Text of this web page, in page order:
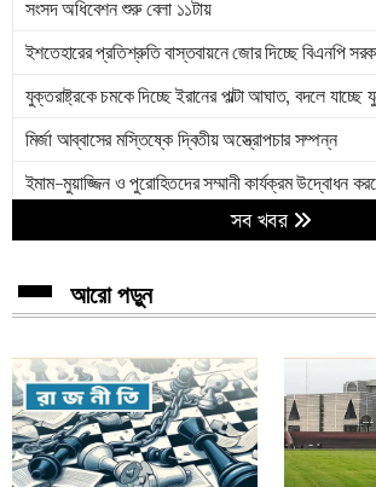
সংসদ অধিবেশন শুরু বেলা ১১টায়
ইশতেহারের প্রতিশ্রুতি বাস্তবায়নে জোর দিচ্ছে বিএনপি
যুক্তরাষ্ট্রকে চমকে দিচ্ছে ইরানের পাল্টা আঘাত, বদলে যাচ্ছে
মির্জা আব্বাসের মস্তিষ্কে দ্বিতীয় অস্ত্রোপচার সম্পন্ন
ইমাম-মুয়াজ্জিন ও পুরোহিতদের সম্মানী কার্যক্রম উদ্বোধন
পাকিস্তানকে হেসেখেলে হারাল বাংলাদেশ
শুধু জুলাই জাতীয় সনদ নয়, নির্বাচনী ইশতেহার বাস্তবায়নে
ত্রয়োদশ সংসদের প্রথম অধিবেশনে থাকছে যেসব কার্যসূচি
স্পিকার-ডেপুটি স্পিকার : অভিজ্ঞরা পাবেন অগ্রাধিকার
জনগণকে দেওয়া সরকারের প্রতিশ্রুতি বিন্দুমাত্র পরিবর্তন হবে
সব খবর
আরো পড়ুন